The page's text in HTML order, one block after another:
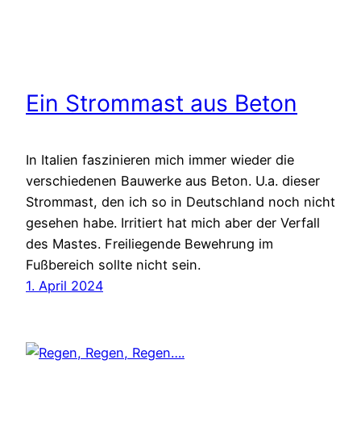
Ein Strommast aus Beton
In Italien faszinieren mich immer wieder die
verschiedenen Bauwerke aus Beton. U.a. dieser
Strommast, den ich so in Deutschland noch nicht
gesehen habe. Irritiert hat mich aber der Verfall
des Mastes. Freiliegende Bewehrung im
Fußbereich sollte nicht sein.
1. April 2024